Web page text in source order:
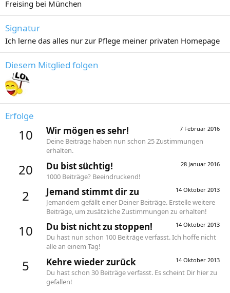
Freising bei München
Signatur
Ich lerne das alles nur zur Pflege meiner privaten Homepage
Diesem Mitglied folgen
Erfolge
10 7 Februar 2016
Wir mögen es sehr!
Deine Beiträge haben nun schon 25 Zustimmungen
erhalten.
20 28 Januar 2016
Du bist süchtig!
1000 Beiträge? Beeindruckend!
2 14 Oktober 2013
Jemand stimmt dir zu
Jemandem gefällt einer Deiner Beiträge. Erstelle weitere
Beiträge, um zusätzliche Zustimmungen zu erhalten!
10 14 Oktober 2013
Du bist nicht zu stoppen!
Du hast nun schon 100 Beiträge verfasst. Ich hoffe nicht
alle an einem Tag!
5 14 Oktober 2013
Kehre wieder zurück
Du hast schon 30 Beiträge verfasst. Es scheint Dir hier zu
gefallen!